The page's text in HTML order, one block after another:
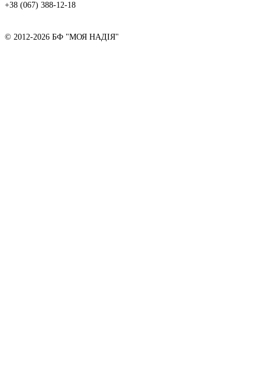
+38 (067) 388-12-18
© 2012-2026 БФ "МОЯ НАДІЯ"